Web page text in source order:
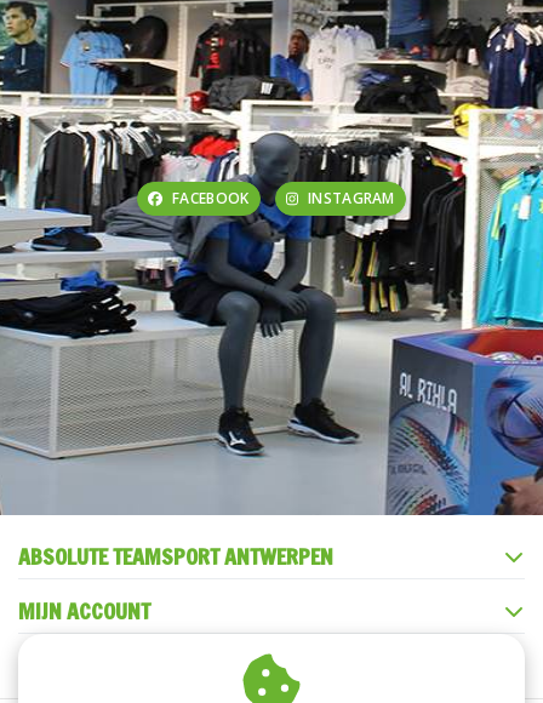
FACEBOOK INSTAGRAM
ABSOLUTE TEAMSPORT ANTWERPEN
MIJN ACCOUNT